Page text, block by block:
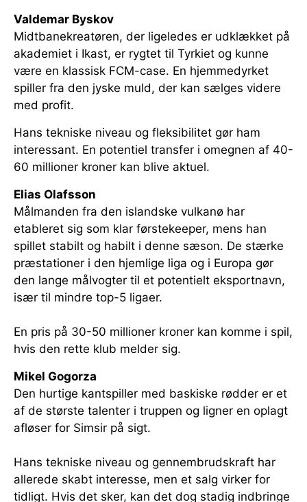
Valdemar Byskov
Midtbanekreatøren, der ligeledes er udklækket på
akademiet i Ikast, er rygtet til Tyrkiet og kunne
være en klassisk FCM-case. En hjemmedyrket
spiller fra den jyske muld, der kan sælges videre
med profit.
Hans tekniske niveau og fleksibilitet gør ham
interessant. En potentiel transfer i omegnen af 40-
60 millioner kroner kan blive aktuel.
Elias Olafsson
Målmanden fra den islandske vulkanø har
etableret sig som klar førstekeeper, mens han
spillet stabilt og habilt i denne sæson. De stærke
præstationer i den hjemlige liga og i Europa gør
den lange målvogter til et potentielt eksportnavn,
især til mindre top-5 ligaer.
En pris på 30-50 millioner kroner kan komme i spil,
hvis den rette klub melder sig.
Mikel Gogorza
Den hurtige kantspiller med baskiske rødder er et
af de største talenter i truppen og ligner en oplagt
afløser for Simsir på sigt.
Hans tekniske niveau og gennembrudskraft har
allerede skabt interesse, men et salg virker for
tidligt. Hvis det sker, kan det dog stadig indbringe